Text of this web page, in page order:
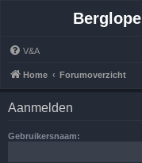
V&A
Home Forumoverzicht
Aanmelden
Gebruikersnaam: